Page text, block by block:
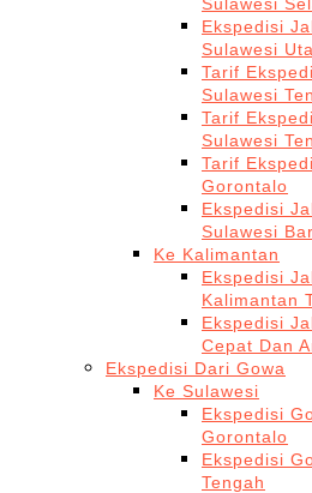
Ekspedisi
Sulawesi
Tarif
Sulawesi
Tarif
Sulawesi
Tarif
Gorontalo
Ekspedisi
Sulawesi
Ke Kalimantan
Ekspedisi
Kalimantan
Ekspedisi
Cepat Dan
Ekspedisi Dari Gowa
Ke Sulawesi
Ekspedisi
Gorontalo
Ekspedisi
Tengah